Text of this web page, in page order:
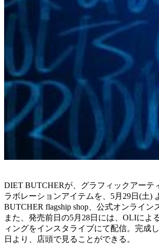
DIET BUTCHERが、グラフィックアーテ
ラボレーションアイテムを、5月29日(土)
BUTCHER flagship shop、公式オンライン
また、発売前日の5月28日には、OLIによ
ィングをインスタライブにて配信。完成
日より、店頭で見ることができる。